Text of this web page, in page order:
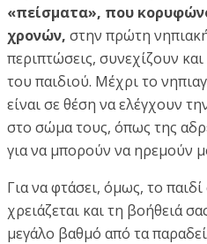
«πείσματα», που
χρονών, στην πρώτη
περιπτώσεις, συνεχίζουν
του παιδιού. Μέχρι το
είναι σε θέση να ελέγχουν
στο σώμα τους, όπως της
για να μπορούν να ηρεμούν
Για να φτάσει, όμως, το
χρειάζεται και τη βοήθειά
μεγάλο βαθμό από τα